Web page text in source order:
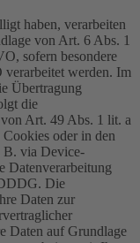
haben, verarbeiten
von Art. 6 Abs. 1
sofern besondere
werden. Im
Übertragung
die
Art. 49 Abs. 1 lit. a
oder in den
B. via Device-
Datenverarbeitung
Die
Daten zur
Daten auf Grundlage